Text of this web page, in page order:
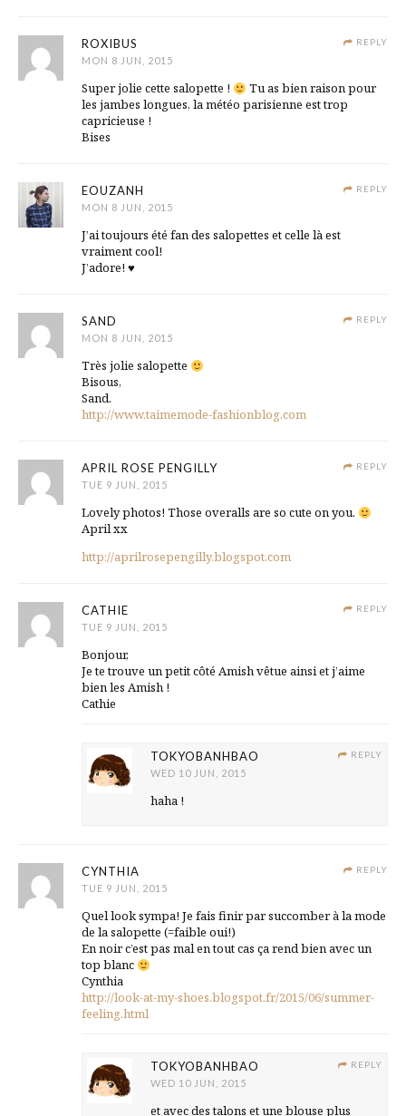
REPLY
ROXIBUS
MON 8 JUN, 2015
Super jolie cette salopette !
Tu as bien raison pour
les jambes longues, la météo parisienne est trop
capricieuse !
Bises
REPLY
EOUZANH
MON 8 JUN, 2015
J’ai toujours été fan des salopettes et celle là est
vraiment cool!
J’adore! ♥
REPLY
SAND
MON 8 JUN, 2015
Très jolie salopette
Bisous,
Sand.
http://www.taimemode-fashionblog.com
REPLY
APRIL ROSE PENGILLY
TUE 9 JUN, 2015
Lovely photos! Those overalls are so cute on you.
April xx
http://aprilrosepengilly.blogspot.com
REPLY
CATHIE
TUE 9 JUN, 2015
Bonjour,
Je te trouve un petit côté Amish vêtue ainsi et j’aime
bien les Amish !
Cathie
REPLY
TOKYOBANHBAO
WED 10 JUN, 2015
haha !
REPLY
CYNTHIA
TUE 9 JUN, 2015
Quel look sympa! Je fais finir par succomber à la mode
de la salopette (=faible oui!)
En noir c’est pas mal en tout cas ça rend bien avec un
top blanc
Cynthia
http://look-at-my-shoes.blogspot.fr/2015/06/summer-
feeling.html
REPLY
TOKYOBANHBAO
WED 10 JUN, 2015
et avec des talons et une blouse plus